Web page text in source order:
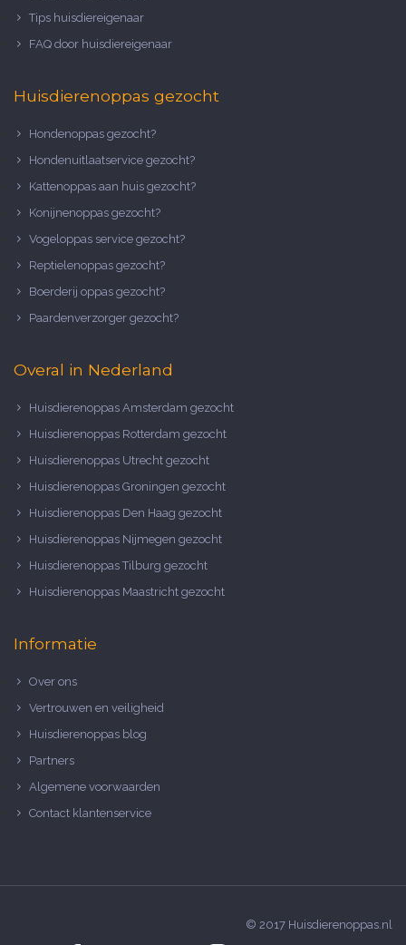
Tips huisdiereigenaar
FAQ door huisdiereigenaar
Huisdierenoppas gezocht
Hondenoppas gezocht?
Hondenuitlaatservice gezocht?
Kattenoppas aan huis gezocht?
Konijnenoppas gezocht?
Vogeloppas service gezocht?
Reptielenoppas gezocht?
Boerderij oppas gezocht?
Paardenverzorger gezocht?
Overal in Nederland
Huisdierenoppas Amsterdam gezocht
Huisdierenoppas Rotterdam gezocht
Huisdierenoppas Utrecht gezocht
Huisdierenoppas Groningen gezocht
Huisdierenoppas Den Haag gezocht
Huisdierenoppas Nijmegen gezocht
Huisdierenoppas Tilburg gezocht
Huisdierenoppas Maastricht gezocht
Informatie
Over ons
Vertrouwen en veiligheid
Huisdierenoppas blog
Partners
Algemene voorwaarden
Contact klantenservice
© 2017 Huisdierenoppas.nl